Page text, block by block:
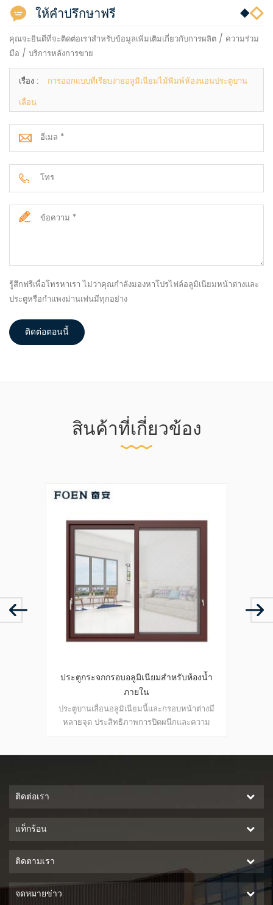
ให้คำปรึกษาฟรี
คุณจะยินดีที่จะติดต่อเราสำหรับข้อมูลเพิ่มเติมเกี่ยวกับการผลิต / ความร่วม
มือ / บริการหลังการขาย
เรื่อง :
การออกแบบที่เรียบง่ายอลูมิเนียมไม้พิมพ์ห้องนอนประตูบาน
เลื่อน
รู้สึกฟรีเพื่อโทรหาเรา ไม่ว่าคุณกำลังมองหาโปรไฟล์อลูมิเนียมหน้าต่างและ
ประตูหรือกำแพงม่านเฟนมีทุกอย่าง
ติดต่อตอนนี้
สินค้าที่เกี่ยวข้อง
ครัวอลูมิเนียมบานเลื่อนหน้าต่างและประตู
ประตูบานเลื่อนอลูมิเนียมนี้และกรอบหน้าต่างมี
หลายจุด ประสิทธิภาพการปิดผนึกและความ
ติดต่อเรา
แท็กร้อน
ติดตามเรา
จดหมายข่าว